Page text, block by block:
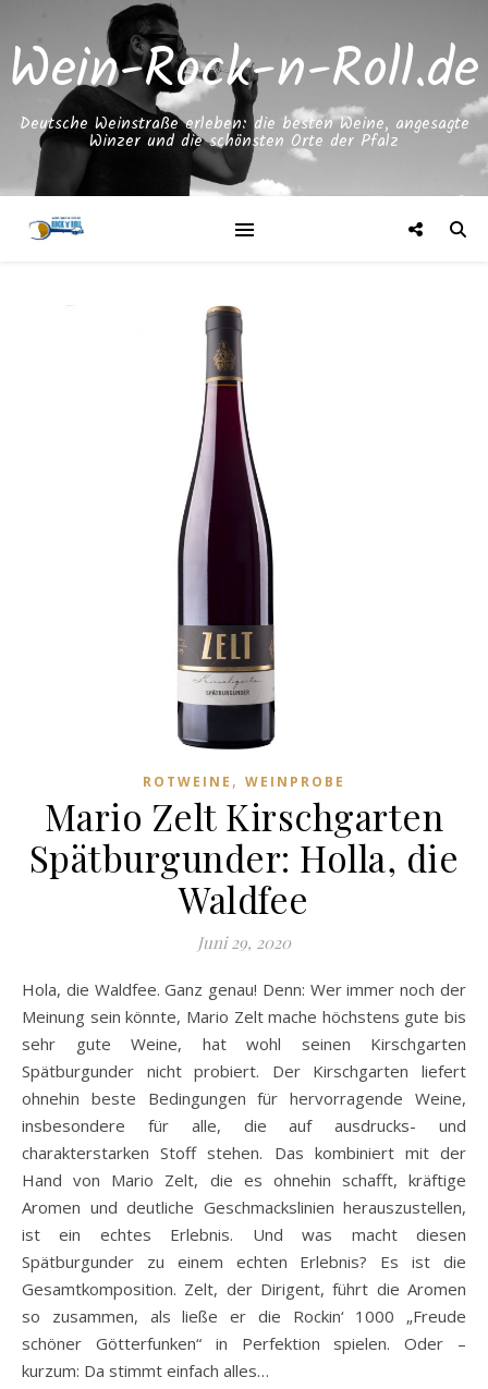
Wein-Rock-n-Roll.de
Deutsche Weinstraße erleben: die besten Weine, angesagte
Winzer und die schönsten Orte der Pfalz
ROTWEINE , WEINPROBE
Mario Zelt Kirschgarten
Spätburgunder: Holla, die
Waldfee
Juni 29, 2020
Hola, die Waldfee. Ganz genau! Denn: Wer immer noch der
Meinung sein könnte, Mario Zelt mache höchstens gute bis
sehr gute Weine, hat wohl seinen Kirschgarten
Spätburgunder nicht probiert. Der Kirschgarten liefert
ohnehin beste Bedingungen für hervorragende Weine,
insbesondere für alle, die auf ausdrucks- und
charakterstarken Stoff stehen. Das kombiniert mit der
Hand von Mario Zelt, die es ohnehin schafft, kräftige
Aromen und deutliche Geschmackslinien herauszustellen,
ist ein echtes Erlebnis. Und was macht diesen
Spätburgunder zu einem echten Erlebnis? Es ist die
Gesamtkomposition. Zelt, der Dirigent, führt die Aromen
so zusammen, als ließe er die Rockin‘ 1000 „Freude
schöner Götterfunken“ in Perfektion spielen. Oder –
kurzum: Da stimmt einfach alles…